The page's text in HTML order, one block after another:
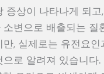
증상이 나타나게 되
변으로 배출되는
, 실제로는 유전요
로 알려져 있습니다